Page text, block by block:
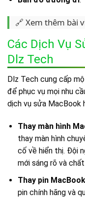
🔗 Xem thêm bài
Các Dịch Vụ
Dlz Tech
Dlz Tech cung cấp
để phục vụ mọi nhu
dịch vụ sửa MacBook
Thay màn hình
thay màn hình
cố về hiển thị. Đội
mới sáng rõ và
Thay pin
pin chính hãng và